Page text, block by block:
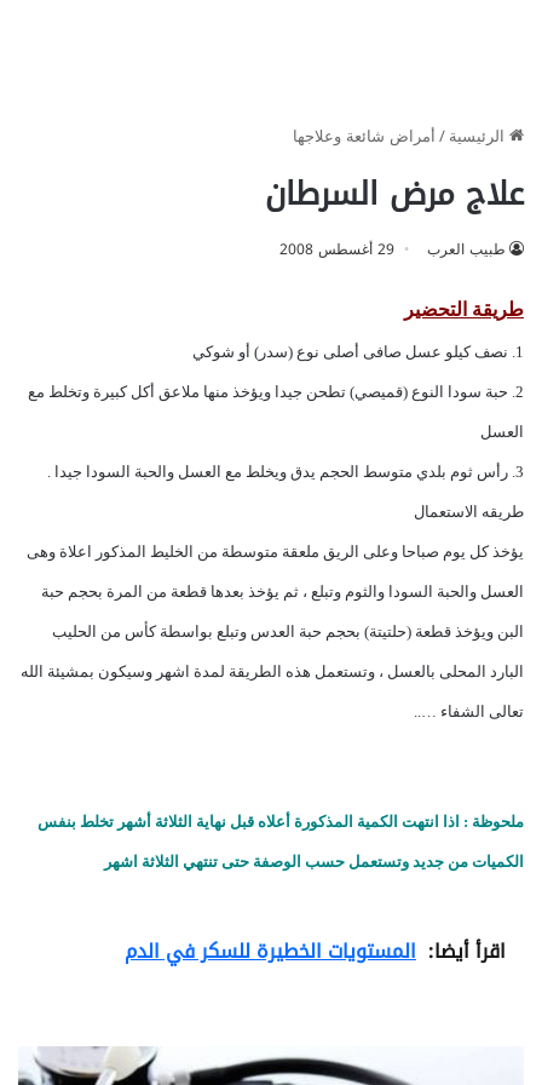
الرئيسية/أمراض شائعة وعلاجها
علاج مرض السرطان
طبيب العرب 29 أغسطس 2008
طريقة التحضير
1. نصف كيلو عسل صافى أصلى نوع (سدر) أو شوكي
2. حبة سودا النوع (قميصي) تطحن جيدا ويؤخذ منها ملاعق أكل كبيرة وتخلط مع
العسل
3. رأس ثوم بلدي متوسط الحجم يدق ويخلط مع العسل والحبة السودا جيدا .
طريقه الاستعمال
يؤخذ كل يوم صباحا وعلى الريق ملعقة متوسطة من الخليط المذكور اعلاة وهى
العسل والحبة السودا والثوم وتبلع ، ثم يؤخذ بعدها قطعة من المرة بحجم حبة
البن ويؤخذ قطعة (حلتيتة) بحجم حبة العدس وتبلع بواسطة كأس من الحليب
البارد المحلى بالعسل ، وتستعمل هذه الطريقة لمدة اشهر وسيكون بمشيئة الله
تعالى الشفاء …..
ملحوظة : اذا انتهت الكمية المذكورة أعلاه قبل نهاية الثلاثة أشهر تخلط بنفس
الكميات من جديد وتستعمل حسب الوصفة حتى تنتهي الثلاثة اشهر
اقرأ أيضا: المستويات الخطيرة للسكر في الدم